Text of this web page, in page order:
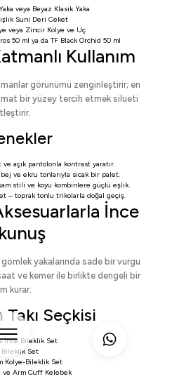
veya Beyaz Klasik Yaka
Suni Deri Ceket
veya Zincir Kolye ve Uç
50 ml ya daTF Black Orchid 50 ml
Kullanım
görünümü zenginleştirir; en
bir yüzey tercih etmek silueti
açık pantolonla kontrast yaratır.
ve ekru tonlarıyla sıcak bir palet.
stili ve koyu kombinlere güçlü eşlik.
– toprak tonlu trikolarla doğal geçiş.
İnce
yakalarında sade bir vurgu
ve kemer ile birlikte dengeli bir
kurar.
Takı Seçkisi
İnce Bileklik Set
Bileklik Set
Kolye-Bileklik Set
ve Arm Cuff Kelebek